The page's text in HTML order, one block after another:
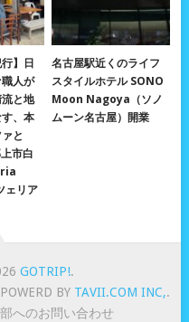
行】日
人が
と地
、本
と
市白
ェリア
名古屋駅近くのライフ
スタイルホテル SONO
Moon Nagoya（ソノ
ムーン名古屋）開業
GOTRIP!.
BY TAVII.COM INC,.
へのお問い合わせ